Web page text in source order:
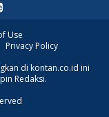
Use
Privacy Policy
di kontan.co.id ini
Redaksi.